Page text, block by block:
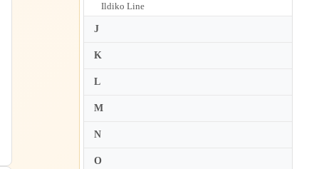
Ildiko Line
In Mo Yang
J
K
L
M
N
O